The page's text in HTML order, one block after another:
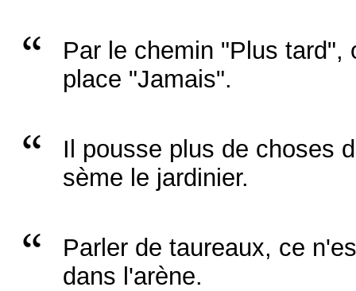
Par le chemin "Plus tard",
place "Jamais".
Il pousse plus de choses
sème le jardinier.
Parler de taureaux, ce
dans l'arène.